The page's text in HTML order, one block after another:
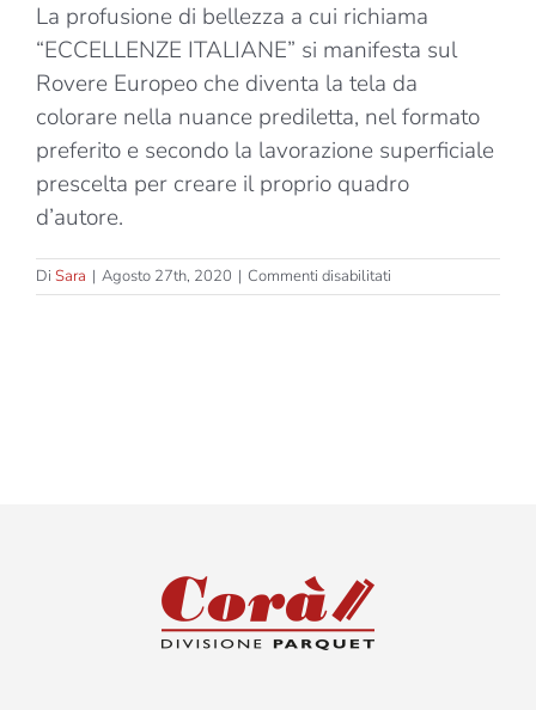
La profusione di bellezza a cui richiama
“ECCELLENZE ITALIANE” si manifesta sul
Rovere Europeo che diventa la tela da
colorare nella nuance prediletta, nel formato
preferito e secondo la lavorazione superficiale
prescelta per creare il proprio quadro
d’autore.
Di Sara | Agosto 27th, 2020 | Commenti disabilitati
Eccellenze